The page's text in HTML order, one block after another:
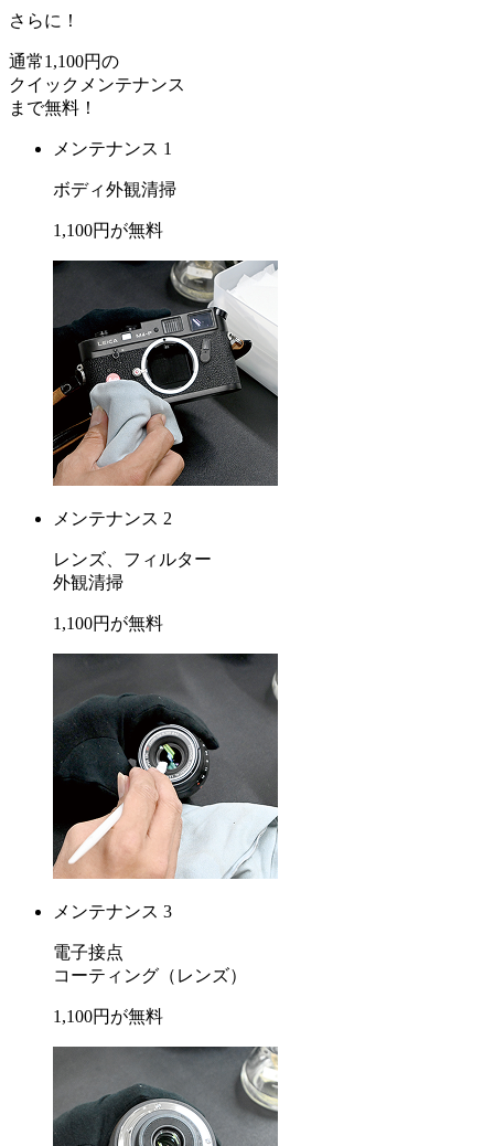
さらに！
通常1,100円の
クイックメンテナンス
まで無料 ！
メンテナンス 1
ボディ外観清掃
1,100円が無料
メンテナンス 2
レンズ、フィルター
外観清掃
1,100円が無料
メンテナンス 3
電子接点
コーティング （レンズ）
1,100円が無料